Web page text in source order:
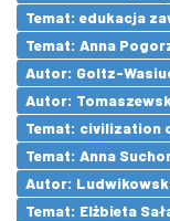
Temat: edukacja
Temat: Anna
Autor: Goltz-
Autor:
Temat: civilization
Temat: Anna
Autor:
Temat: Elżbieta